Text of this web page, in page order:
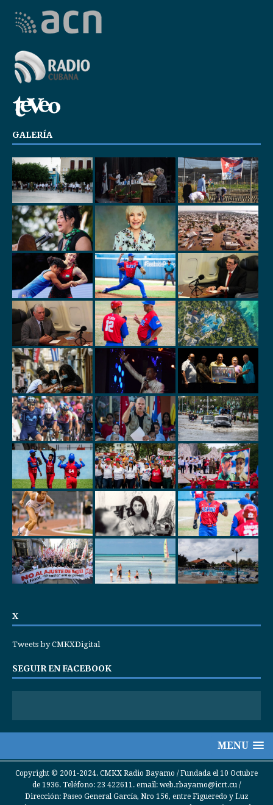
GALERÍA
X
Tweets by CMKXDigital
SEGUIR EN FACEBOOK
MENU
Copyright © 2001-2024. CMKX Radio Bayamo / Fundada el 10 Octubre
de 1936. Teléfono: 23 422611. email: web.rbayamo@icrt.cu /
Dirección: Paseo General García, Nro 156, entre Figueredo y Luz